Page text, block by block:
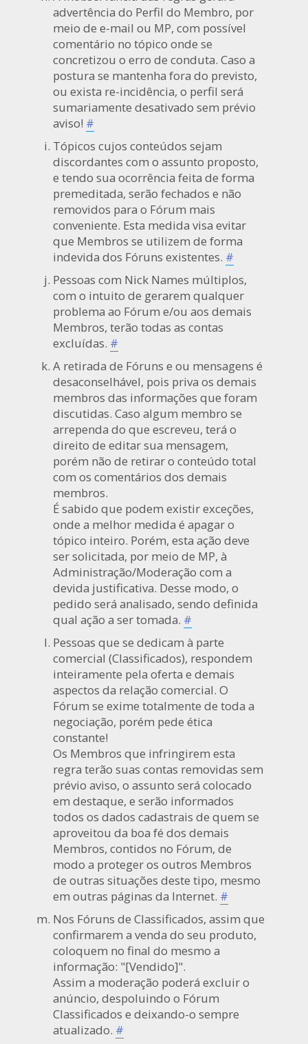
advertência do Perfil do Membro, por
meio de e-mail ou MP, com possível
comentário no tópico onde se
concretizou o erro de conduta. Caso a
postura se mantenha fora do previsto,
ou exista re-incidência, o perfil será
sumariamente desativado sem prévio
aviso! #
Tópicos cujos conteúdos sejam
discordantes com o assunto proposto,
e tendo sua ocorrência feita de forma
premeditada, serão fechados e não
removidos para o Fórum mais
conveniente. Esta medida visa evitar
que Membros se utilizem de forma
indevida dos Fóruns existentes. #
Pessoas com Nick Names múltiplos,
com o intuito de gerarem qualquer
problema ao Fórum e/ou aos demais
Membros, terão todas as contas
excluídas. #
A retirada de Fóruns e ou mensagens é
desaconselhável, pois priva os demais
membros das informações que foram
discutidas. Caso algum membro se
arrependa do que escreveu, terá o
direito de editar sua mensagem,
porém não de retirar o conteúdo total
com os comentários dos demais
membros.
É sabido que podem existir exceções,
onde a melhor medida é apagar o
tópico inteiro. Porém, esta ação deve
ser solicitada, por meio de MP, à
Administração/Moderação com a
devida justificativa. Desse modo, o
pedido será analisado, sendo definida
qual ação a ser tomada. #
Pessoas que se dedicam à parte
comercial (Classificados), respondem
inteiramente pela oferta e demais
aspectos da relação comercial. O
Fórum se exime totalmente de toda a
negociação, porém pede ética
constante!
Os Membros que infringirem esta
regra terão suas contas removidas sem
prévio aviso, o assunto será colocado
em destaque, e serão informados
todos os dados cadastrais de quem se
aproveitou da boa fé dos demais
Membros, contidos no Fórum, de
modo a proteger os outros Membros
de outras situações deste tipo, mesmo
em outras páginas da Internet. #
Nos Fóruns de Classificados, assim que
confirmarem a venda do seu produto,
coloquem no final do mesmo a
informação: "[Vendido]".
Assim a moderação poderá excluir o
anúncio, despoluindo o Fórum
Classificados e deixando-o sempre
atualizado. #